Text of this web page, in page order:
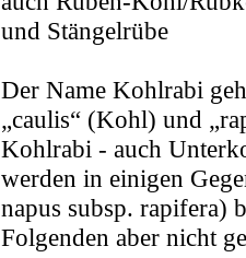
und Stängelrübe
Der Name Kohlrabi
„caulis“ (Kohl) und
Kohlrabi - auch
werden in einigen
napus subsp. rapifera)
Folgenden aber nicht